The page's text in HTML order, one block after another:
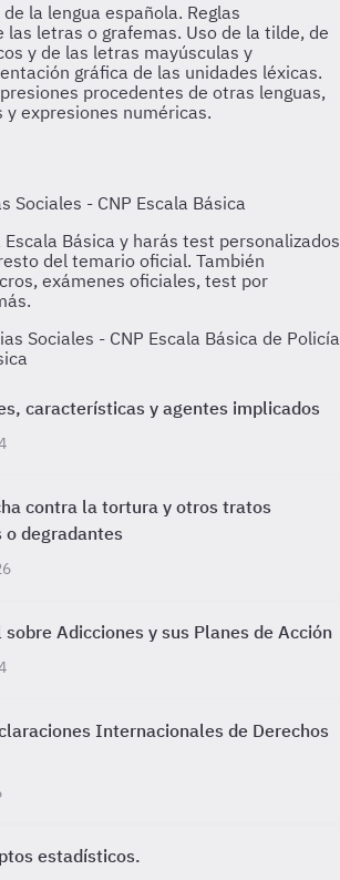
la lengua española. Reglas
las letras o grafemas. Uso de la tilde, de
y de las letras mayúsculas y
gráfica de las unidades léxicas.
procedentes de otras lenguas,
expresiones numéricas.
Sociales - CNP Escala Básica de Policía
características y agentes implicados
contra la tortura y otros tratos
o degradantes
Adicciones y sus Planes de Acción
Internacionales de Derechos
estadísticos.